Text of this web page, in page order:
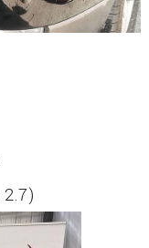
2.7)